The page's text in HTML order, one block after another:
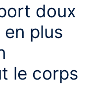
doux
plus
le corps